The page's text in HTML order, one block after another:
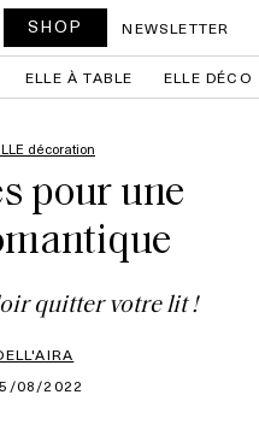
SHOP NEWSLETTER
ELLE À TABLE ELLE DÉCO
décoration
pour une
quitter votre lit !
08/2022